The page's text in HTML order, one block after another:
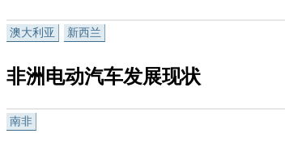
澳大利亚 新西兰
非洲电动汽车发展现状
南非